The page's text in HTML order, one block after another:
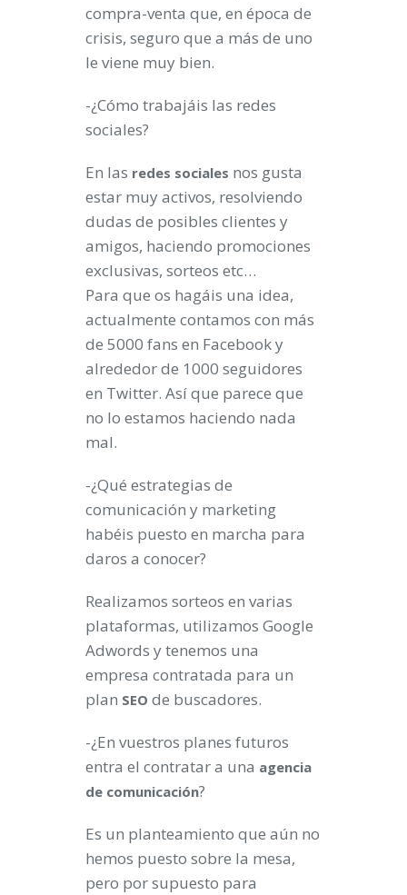
compra-venta que, en época de
crisis, seguro que a más de uno
le viene muy bien.
-¿Cómo trabajáis las redes
sociales?
En las redes sociales nos gusta
estar muy activos, resolviendo
dudas de posibles clientes y
amigos, haciendo promociones
exclusivas, sorteos etc…
Para que os hagáis una idea,
actualmente contamos con más
de 5000 fans en Facebook y
alrededor de 1000 seguidores
en Twitter. Así que parece que
no lo estamos haciendo nada
mal.
-¿Qué estrategias de
comunicación y marketing
habéis puesto en marcha para
daros a conocer?
Realizamos sorteos en varias
plataformas, utilizamos Google
Adwords y tenemos una
empresa contratada para un
plan SEO de buscadores.
-¿En vuestros planes futuros
entra el contratar a una agencia
de comunicación?
Es un planteamiento que aún no
hemos puesto sobre la mesa,
pero por supuesto para